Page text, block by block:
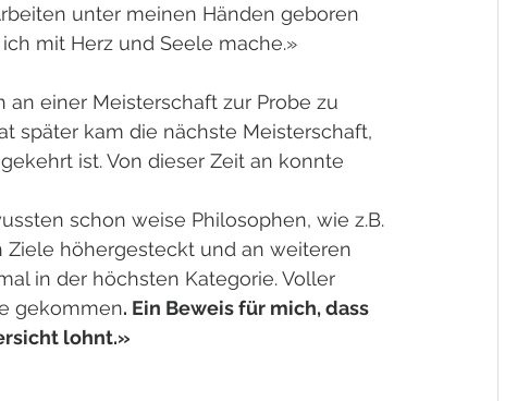
unter meinen Händen geboren
mit Herz und Seele mache.»
an einer Meisterschaft zur Probe zu
später kam die nächste Meisterschaft,
ist. Von dieser Zeit an konnte
schon weise Philosophen, wie z.B.
höhergesteckt und an weiteren
in der höchsten Kategorie. Voller
gekommen. Ein Beweis für mich, dass
lohnt.»